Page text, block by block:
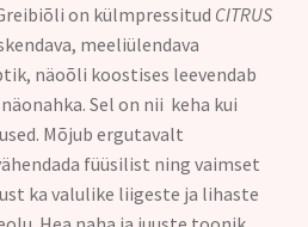
on külmpressitud CITRUS
meeliülendava
näoõli koostises leevendab
Sel on nii keha kui
Mõjub ergutavalt
füüsilist ning vaimset
ka valulike liigeste ja lihaste